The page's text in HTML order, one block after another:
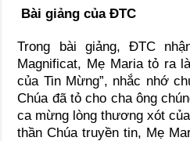
Bài giảng của ĐTC
Trong bài giảng, ĐTC
Magnificat, Mẹ Maria tỏ ra
của Tin Mừng”, nhắc nhớ
Chúa đã tỏ cho cha ông
ca mừng lòng thương xót
thần Chúa truyền tin, Mẹ